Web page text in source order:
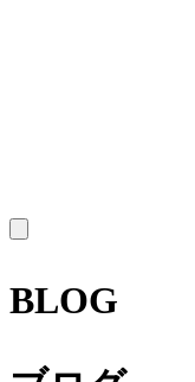
MENU
BLOG